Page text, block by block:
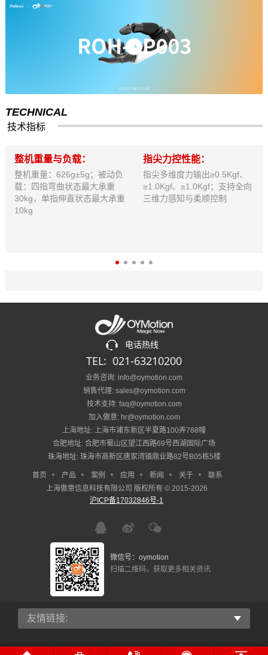
TECHNICAL
技术指标
整机重量与负载：
整机重量：626g±5g；被动负
载：四指弯曲状态最大承重
30kg，单指伸直状态最大承重
10kg
指尖力控性能：
指尖多维度力输出≥0.5Kgf、
≥1.0Kgf、≥1.0Kgf；支持全向
三维力感知与柔顺控制
电话热线
TEL: 021-63210200
业务咨询: info@oymotion.com
销售代理: sales@oymotion.com
技术支持: faq@oymotion.com
加入傲意: hr@oymotion.com
上海地址: 上海市浦东新区半夏路100弄788幢
合肥地址: 合肥市蜀山区望江西路69号西湖国际广场
珠海地址: 珠海市高新区唐家湾镇鼎业路82号B05栋5楼
首页 产品 案例 应用 新闻 关于
联系
上海傲意信息科技有限公司 版权所有 © 2015-2026
沪ICP备17032846号-1
微信号：oymotion
扫描二维码，获取更多相关资讯
友情链接: